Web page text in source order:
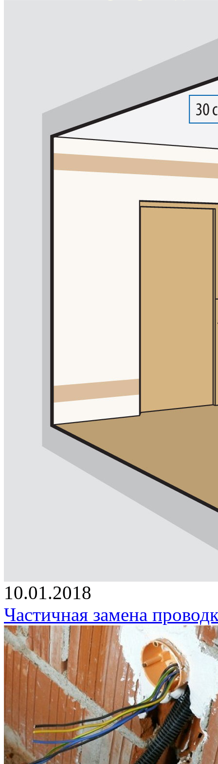
10.01.2018
Частичная замена